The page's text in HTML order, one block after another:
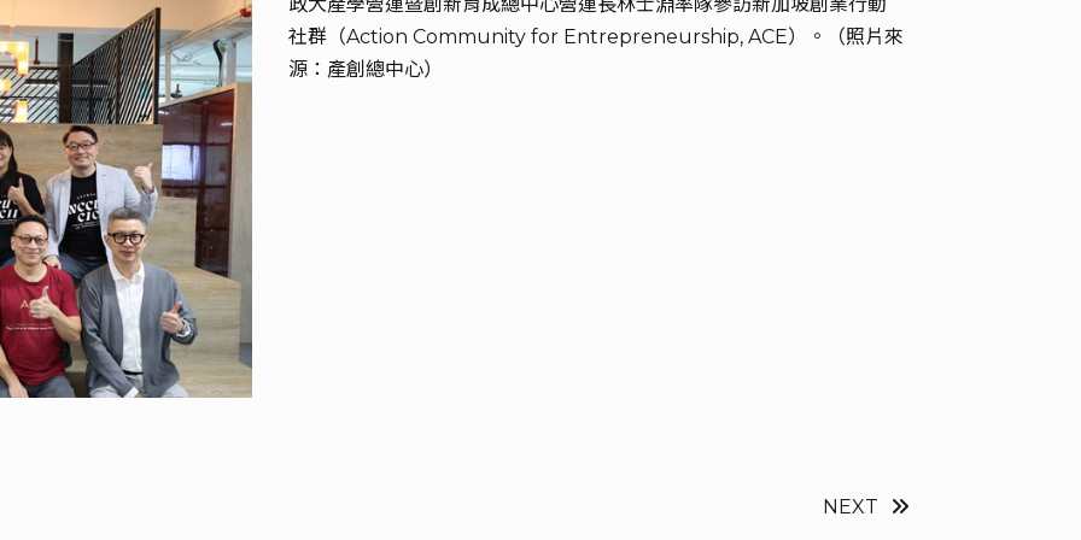
社群（Action Community for Entrepreneurship, ACE）。（照片來
源：產創總中心）
NEXT